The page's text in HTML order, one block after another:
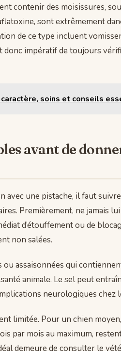
contenir des moisissures,
sont extrêmement
de ce type incluent
impératif de toujours
soins et conseils
avant de
avec une pistache, il faut
Premièrement, ne jamais
d’étouffement ou de
non salées.
assaisonnées qui
animale. Le sel peut
neurologiques chez
limitée. Pour un chien
par mois au maximum,
demeure de consulter le